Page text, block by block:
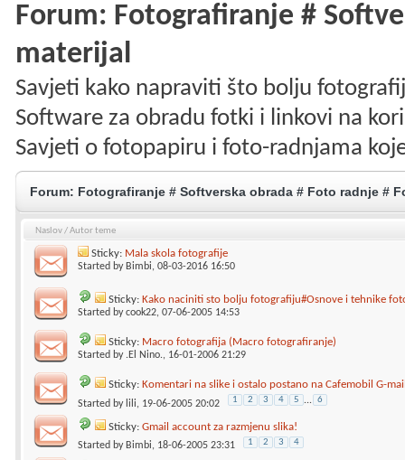
Forum: Fotografiranje #
materijal
Savjeti kako napraviti što bolju
Software za obradu fotki i linkovi na
Savjeti o fotopapiru i foto-radnjama
Forum: Fotografiranje # Softverska obrada # Foto radnje #
Naslov/Autor teme
Sticky: Mala skola fotografije
Started by Bimbi, 08-03-2016 16:50
Sticky: Kako naciniti sto bolju fotografiju#Osnove i tehnike
Started bycook22, 07-06-2005 14:53
Sticky: Macro fotografija (Macro fotografiranje)
Started by .El Nino., 16-01-2006 21:29
Sticky: Komentari na slike i ostalo postano na Cafemobil G-
Started by lili, 19-06-2005 20:02 1 2 3 4 5 ... 6
Sticky: Gmail account za razmjenu slika!
Started by Bimbi, 18-06-2005 23:31 1 2 3 4